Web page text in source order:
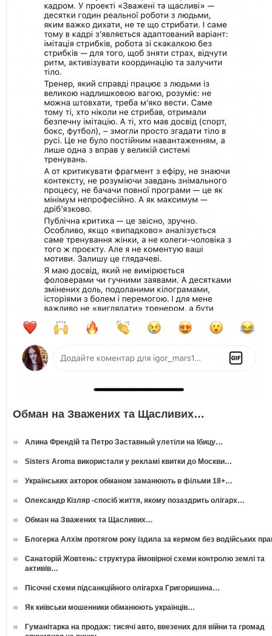
Обман на Зважених та Щасливих…
Алина Френдій та Петро Заставный улетіли на Ібицу…
Sisters Aroma використали у рекламі квитки до Москви…
Українських акторок обманом заманюють в фільми 18+…
Олександр Кізляр -спосіб життя, якому позаздрить олігарх…
Обман на Зважених та Щасливих…
Блогерка Алхім протягом року їздила за кермом без водійських
Санаторій Жовтень: структура ймовірної схеми контролю землі та
активів…
Пісочні схеми підсанкційного олігарха Григоришина…
Як київськи мошенники обманюють українців…
Гуманітарка на продаж: тисячі авто, ввезених для війни та громад